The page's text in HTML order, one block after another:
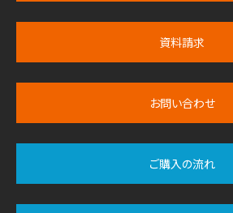
資料請求
お問い合わせ
ご購入の流れ